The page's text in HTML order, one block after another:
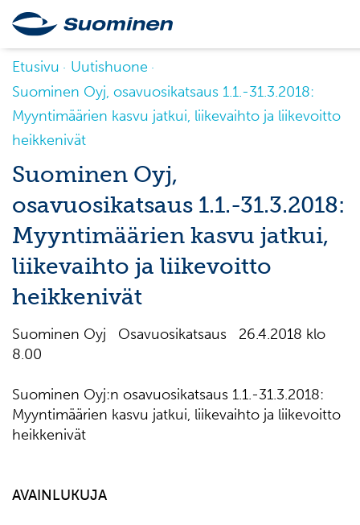
Etusivu
Uutishuone
Suominen Oyj, osavuosikatsaus 1.1.-31.3.2018:
Myyntimäärien kasvu jatkui, liikevaihto ja liikevoitto
heikkenivät
Suominen Oyj,
osavuosikatsaus 1.1.-31.3.2018:
Myyntimäärien kasvu jatkui,
liikevaihto ja liikevoitto
heikkenivät
Suominen Oyj Osavuosikatsaus 26.4.2018 klo
8.00
Suominen Oyj:n osavuosikatsaus 1.1.-31.3.2018:
Myyntimäärien kasvu jatkui, liikevaihto ja liikevoitto
heikkenivät
AVAINLUKUJA